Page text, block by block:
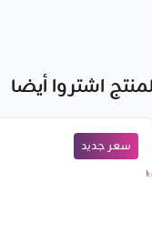
اشتروا أيضا
سعر جديد